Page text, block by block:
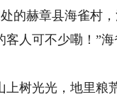
赫章县海雀村，
人可不少嘞！”海
光光，地里粮